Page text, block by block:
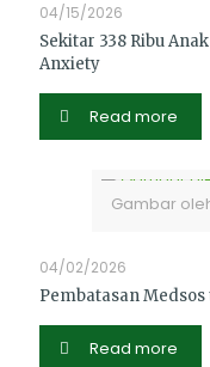
04/15/2026
Sekitar 338 Ribu
Anxiety
Read more
Gambar
04/02/2026
Pembatasan
Read more